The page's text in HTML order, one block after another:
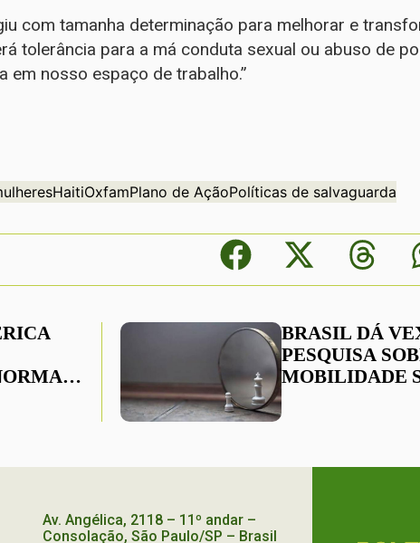
com tamanha determinação para melhorar e
tolerância para a má conduta sexual ou abuso de
em nosso espaço de trabalho.”
HaitiOxfamPlano de AçãoPolíticas de salvaguarda
BRASIL DÁ
PESQUISA
MOBILIDADE
Av. Angélica, 2118 – 11º andar –
Consolação, São Paulo/SP – Brasil